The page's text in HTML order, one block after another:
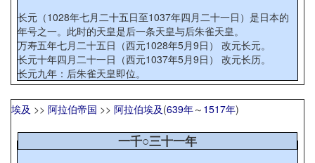
长元（1028年七月二十五日至1037年四月二十一日）是日本的
年号之一。此时的天皇是后一条天皇与后朱雀天皇。
万寿五年七月二十五日（西元1028年5月9日） 改元长元。
长元十年四月二十一日（西元1037年5月9日） 改元长历。
长元九年：后朱雀天皇即位。
埃及 >> 阿拉伯帝国 >> 阿拉伯埃及(639年～ 1517年)
一千○三十一年